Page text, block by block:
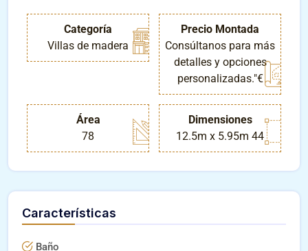
Categoría
Villas de madera
Precio Montada
Consúltanos para más
detalles y opciones
personalizadas."€
Área
78
Dimensiones
12.5m x 5.95m 44
Características
Baño